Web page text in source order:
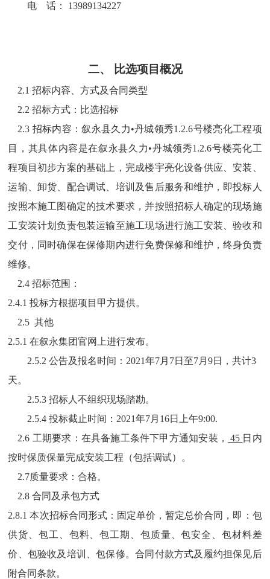
电
话： 13989134227
二、 比选项目概况
2.1 招标内容、方式及合同类型
2.2 招标方式： 比选招标
2.3 招标内容：叙永县久力•丹城领秀1.2.6号楼亮化工程项
目
，其具体内容是在叙永县久力•丹城领秀1.2.6号楼亮化工
程项目初步方案的基础上，完成楼宇亮化设备供应、安装、
运输、卸货、配合调试、培训及售后服务和维护，即投标人
按照本施工图确定的技术要求，并按照招标人确定的现场施
工安装计划负责包装运输至施工现场进行施工安装、验收和
交付，同时确保在保修期内进行免费保修和维护，终身负责
维修。
2.4 招标范围：
2.4.1投标方根据项目甲方提供。
2.5 其他
2.5.1在叙永集团官网上进行发布。
2.5.2 公告及报名时间：2021年7月7日至7月9日，共计3
天。
2.5.3 招标人不组织现场踏勘。
2.5.4 投标截止时间：2021年7月16日上午9:00.
2.6 工期要求：在具备施工条件下甲方通知安装， 45 日内
按时保质保量完成安装工程（包括调试）。
2.7质量要求：合格。
2.8 合同及承包方式
2.8.1 本次招标合同形式： 固定单价，暂定总价合同，即：包
供货、包工、包料、包工期、包质量、包安全、 包材料差
价、包验收及培训、包保修。合同付款方式及履约担保见后
附合同条款。